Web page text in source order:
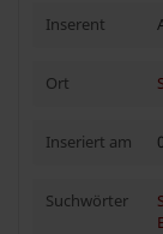
Inserent
Ort
Inseriert am
Suchwörter